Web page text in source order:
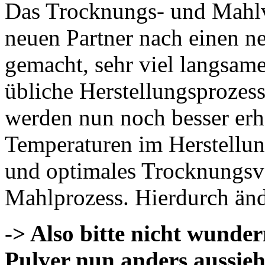
Das Trocknungs- und
neuen Partner nach einen
gemacht, sehr viel
übliche
werden nun noch besser
Temperaturen im
und optimales
Mahlprozess. Hierdurch
-> Also bitte nicht
Pulver nun anders